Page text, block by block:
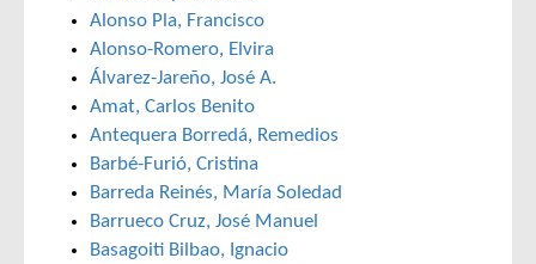
Alonso Pla, Francisco
Alonso-Romero, Elvira
Álvarez-Jareño, José A.
Amat, Carlos Benito
Antequera Borredá, Remedios
Barbé-Furió, Cristina
Barreda Reinés, María Soledad
Barrueco Cruz, José Manuel
Basagoiti Bilbao, Ignacio